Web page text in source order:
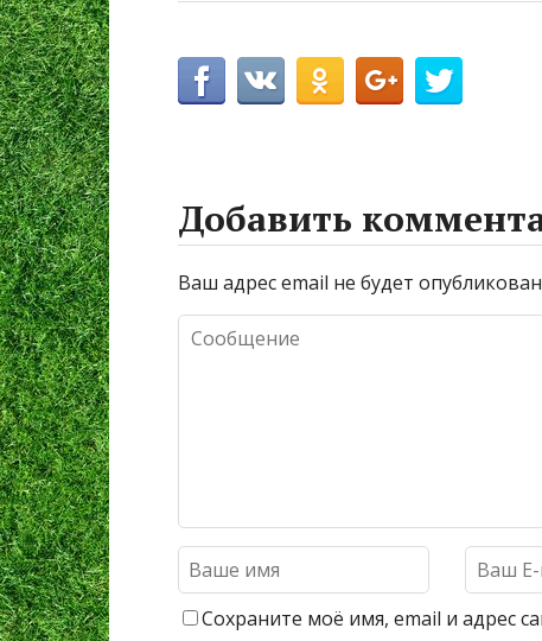
Добавить
Ваш адрес email не будет
Сохраните моё имя, email и адрес